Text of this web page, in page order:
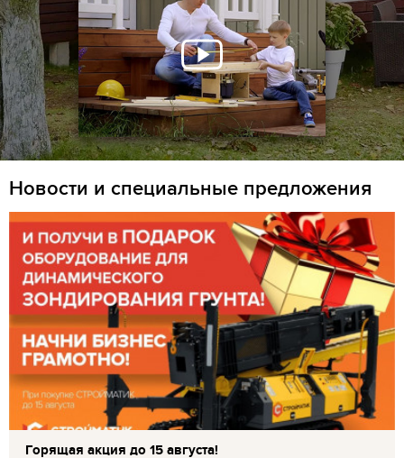
Новости и специальные предложения
Горящая акция до 15 августа!